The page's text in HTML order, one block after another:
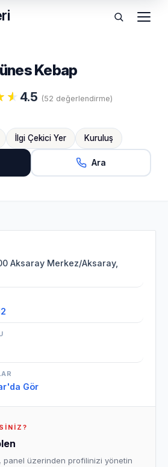
Menü
Kebap
4.5 (52 değerlendirme)
İlgi Çekici Yer Kuruluş
Ara
Aksaray Merkez/Aksaray,
Gör
panel üzerinden profilinizi yönetin